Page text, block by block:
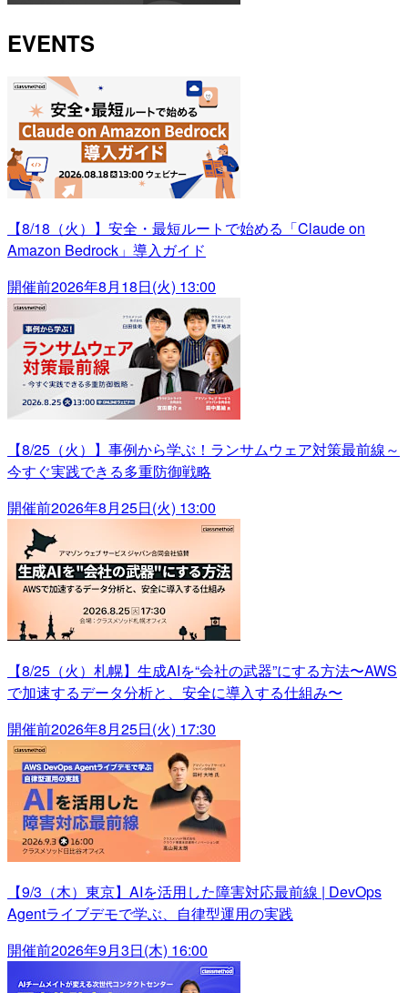
EVENTS
【8/18（火）】安全・最短ルートで始める「Claude on
Amazon Bedrock」導入ガイド
開催前2026年8月18日(火) 13:00
【8/25（火）】事例から学ぶ！ランサムウェア対策最前線～
今すぐ実践できる多重防御戦略
開催前2026年8月25日(火) 13:00
【8/25（火）札幌】生成AIを“会社の武器”にする方法〜AWS
で加速するデータ分析と、安全に導入する仕組み〜
開催前2026年8月25日(火) 17:30
【9/3（木）東京】AIを活用した障害対応最前線 | DevOps
Agentライブデモで学ぶ、自律型運用の実践
開催前2026年9月3日(木) 16:00